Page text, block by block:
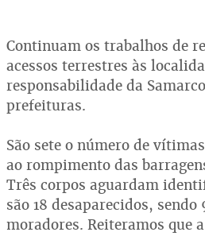
Continuam os trabalhos de
acessos terrestres às
responsabilidade da
prefeituras.
São sete o número de
ao rompimento das
Três corpos aguardam
são 18 desaparecidos,
moradores. Reiteramos que